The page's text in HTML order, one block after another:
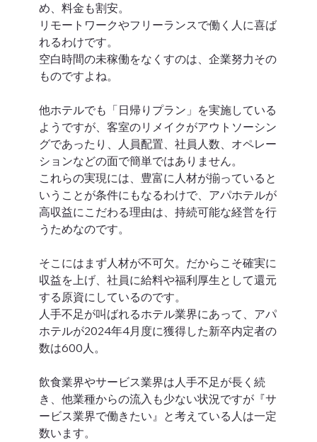
め、料金も割安。
リモートワークやフリーランスで働く人に喜ば
れるわけです。
空白時間の未稼働をなくすのは、企業努力その
ものですよね。
他ホテルでも「日帰りプラン」を実施している
ようですが、客室のリメイクがアウトソーシン
グであったり、人員配置、社員人数、オペレー
ションなどの面で簡単ではありません。
これらの実現には、豊富に人材が揃っていると
いうことが条件にもなるわけで、アパホテルが
高収益にこだわる理由は、持続可能な経営を行
うためなのです。
そこにはまず人材が不可欠。だからこそ確実に
収益を上げ、社員に給料や福利厚生として還元
する原資にしているのです。
人手不足が叫ばれるホテル業界にあって、アパ
ホテルが2024年4月度に獲得した新卒内定者の
数は600人。
飲食業界やサービス業界は人手不足が長く続
き、他業種からの流入も少ない状況ですが『サ
ービス業界で働きたい』と考えている人は一定
数います。